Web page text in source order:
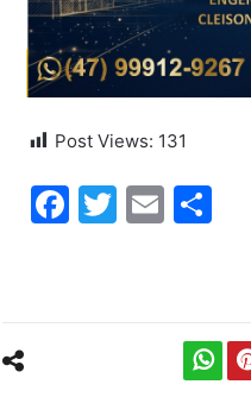
Post Views: 131
Facebook
Twitter
Email